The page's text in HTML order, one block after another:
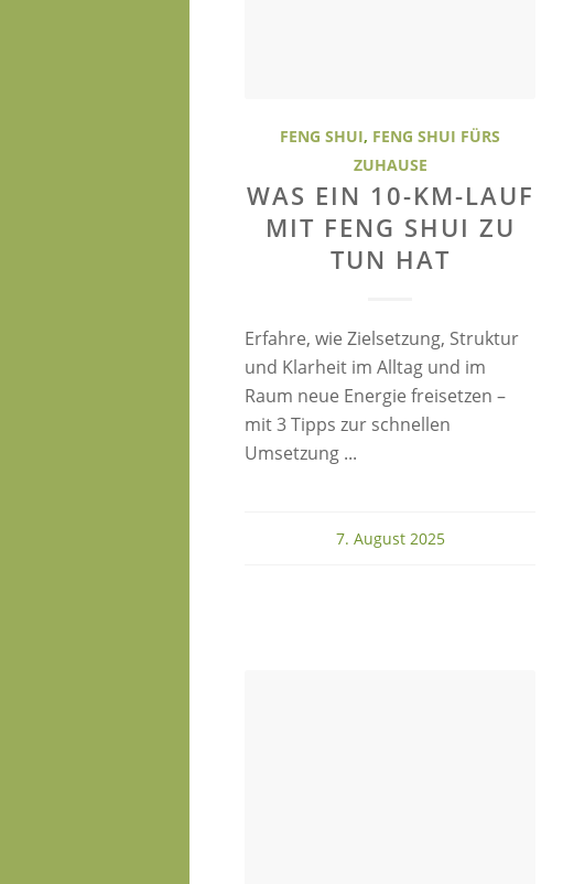
FENG SHUI, FENG SHUI FÜRS
ZUHAUSE
WAS EIN 10-KM-LAUF
MIT FENG SHUI ZU
TUN HAT
Erfahre, wie Zielsetzung, Struktur
und Klarheit im Alltag und im
Raum neue Energie freisetzen –
mit 3 Tipps zur schnellen
Umsetzung ...
7. August 2025